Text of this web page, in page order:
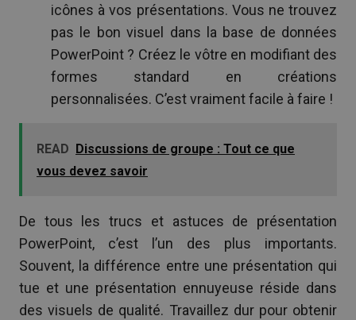
icônes à vos présentations. Vous ne trouvez
pas le bon visuel dans la base de données
PowerPoint ? Créez le vôtre en modifiant des
formes standard en créations
personnalisées. C’est vraiment facile à faire !
READ Discussions de groupe : Tout ce que
vous devez savoir
De tous les trucs et astuces de présentation
PowerPoint, c’est l’un des plus importants.
Souvent, la différence entre une présentation qui
tue et une présentation ennuyeuse réside dans
des visuels de qualité. Travaillez dur pour obtenir